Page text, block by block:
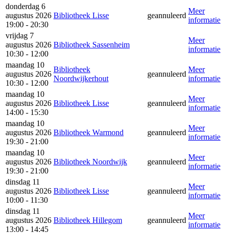
donderdag 6
augustus 2026
19:00 - 20:30
Bibliotheek Lisse geannuleerd
Meer
informatie
vrijdag 7
augustus 2026
10:30 - 12:00
Bibliotheek Sassenheim
Meer
informatie
maandag 10
augustus 2026
10:30 - 12:00
Bibliotheek
Noordwijkerhout
geannuleerd
Meer
informatie
maandag 10
augustus 2026
14:00 - 15:30
Bibliotheek Lisse geannuleerd
Meer
informatie
maandag 10
augustus 2026
19:30 - 21:00
Bibliotheek Warmond geannuleerd
Meer
informatie
maandag 10
augustus 2026
19:30 - 21:00
Bibliotheek Noordwijk geannuleerd
Meer
informatie
dinsdag 11
augustus 2026
10:00 - 11:30
Bibliotheek Lisse geannuleerd
Meer
informatie
dinsdag 11
augustus 2026
13:00 - 14:45
Bibliotheek Hillegom geannuleerd
Meer
informatie